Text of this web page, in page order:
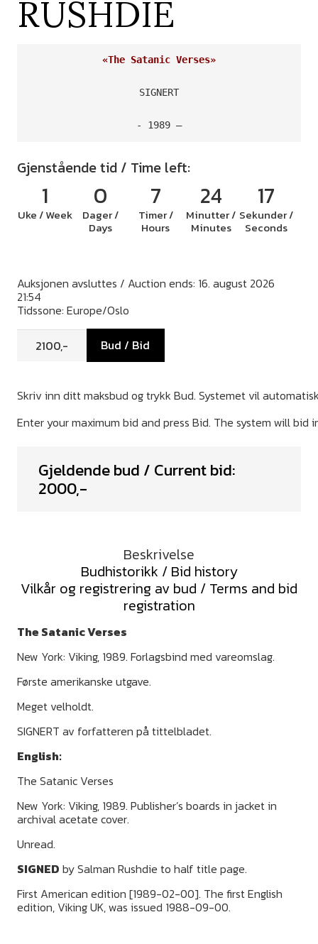
RUSHDIE
«The Satanic Verses»
SIGNERT
- 1989 –
Gjenstående tid / Time left:
1
Uke / Week
0
Dager /
Days
7
Timer /
Hours
24
Minutter /
Minutes
17
Sekunder /
Seconds
Auksjonen avsluttes / Auction ends: 16. august 2026
21:54
Tidssone: Europe/Oslo
Bud / Bid
Gjeldende bud / Current bid:
2000,-
Beskrivelse
Budhistorikk / Bid history
Vilkår og registrering av bud / Terms and bid
registration
The Satanic Verses
New York: Viking, 1989. Forlagsbind med vareomslag.
Første amerikanske utgave.
Meget velholdt.
SIGNERT av forfatteren på tittelbladet.
English:
The Satanic Verses
New York: Viking, 1989. Publisher’s boards in jacket in
archival acetate cover.
Unread.
SIGNED by Salman Rushdie to half title page.
First American edition [1989-02-00]. The first English
edition, Viking UK, was issued 1988-09-00.